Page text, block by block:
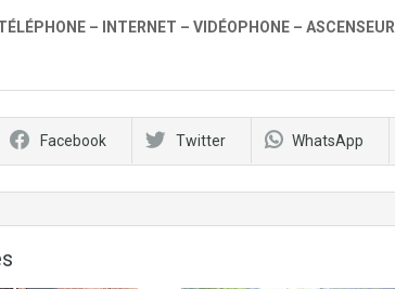
– INTERNET – VIDÉOPHONE – ASCENSEUR
Facebook Twitter WhatsApp